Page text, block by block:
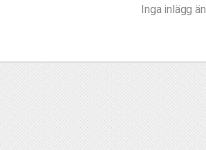
Inga inlägg än